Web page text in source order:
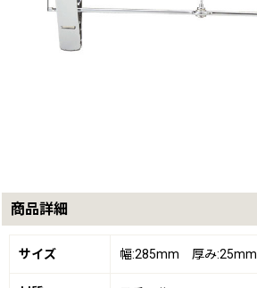
商品詳細
サイズ 幅:285mm 厚み:25mm